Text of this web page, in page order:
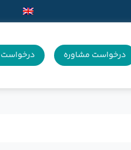
درخواست مشاوره درخواست